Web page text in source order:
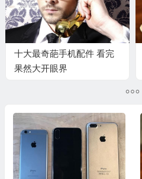
十大最奇葩手机配件 看完
果然大开眼界